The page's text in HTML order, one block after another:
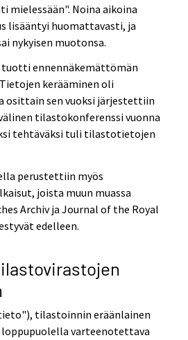
Noina aikoina
lisääntyi huomattavasti, ja
nykyisen muotonsa.
tuotti ennennäkemättömän
kerääminen oli
osittain sen vuoksi järjestettiin
tilastokonferenssi vuonna
tehtäväksi tuli tilastotietojen
perustettiin myös
joista muun muassa
Archiv ja Journal of the Royal
edelleen.
tilastoinnin eräänlainen
loppupuolella varteenotettava